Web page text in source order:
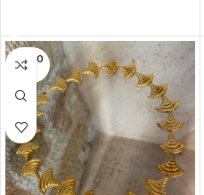
SOLD O
UT